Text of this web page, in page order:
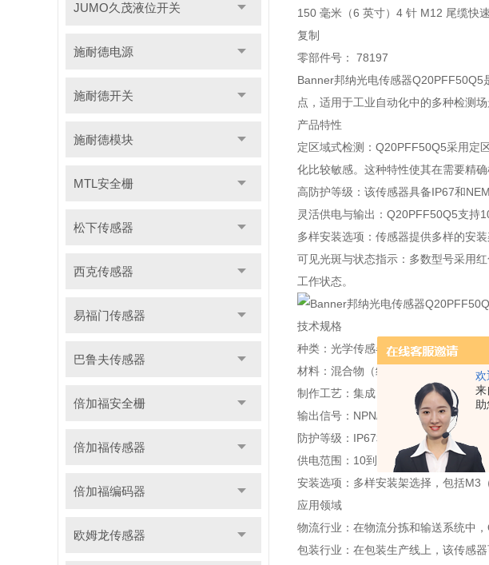
欢
来
助
JUMO久茂液位开关
施耐德电源
施耐德开关
施耐德模块
MTL安全栅
松下传感器
西克传感器
易福门传感器
巴鲁夫传感器
倍加福安全栅
倍加福传感器
倍加福编码器
欧姆龙传感器
150 毫米（6 英寸）4 针 M12 尾缆快
复制
零部件号： 78197
Banner邦纳光电传感器Q20PFF50Q5
点，适用于工业自动化中的多种检测场
产品特性
定区域式检测：Q20PFF50Q5采用定
化比较敏感。这种特性使其在需要精
高防护等级：该传感器具备IP67和
灵活供电与输出：Q20PFF50Q5支持
多样安装选项：传感器提供多样的安
可见光斑与状态指示：多数型号采用
工作状态。
技术规格
种类：光学传感器
材料：混合物（绝缘体）
制作工艺：集成
输出信号：NPN/PNP（取决于型号）
防护等级：IP67和NEMA 6
供电范围：10到30V直流
安装选项：多样安装架选择，包括M3
应用领域
物流行业：在物流分拣和输送系统中
包装行业：在包装生产线上，该传感